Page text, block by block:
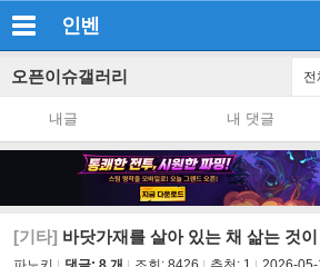
인벤
오픈이슈갤러리 전
내글 내 댓글
[기타] 바닷가재를 살아 있는 채 삶는 것